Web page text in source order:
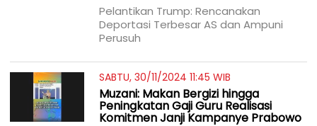
Pelantikan Trump: Rencanakan
Deportasi Terbesar AS dan Ampuni
Perusuh
SABTU, 30/11/2024 11:45 WIB
Muzani: Makan Bergizi hingga
Peningkatan Gaji Guru Realisasi
Komitmen Janji Kampanye Prabowo